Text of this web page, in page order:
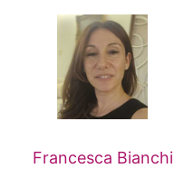
Francesca Bianchi